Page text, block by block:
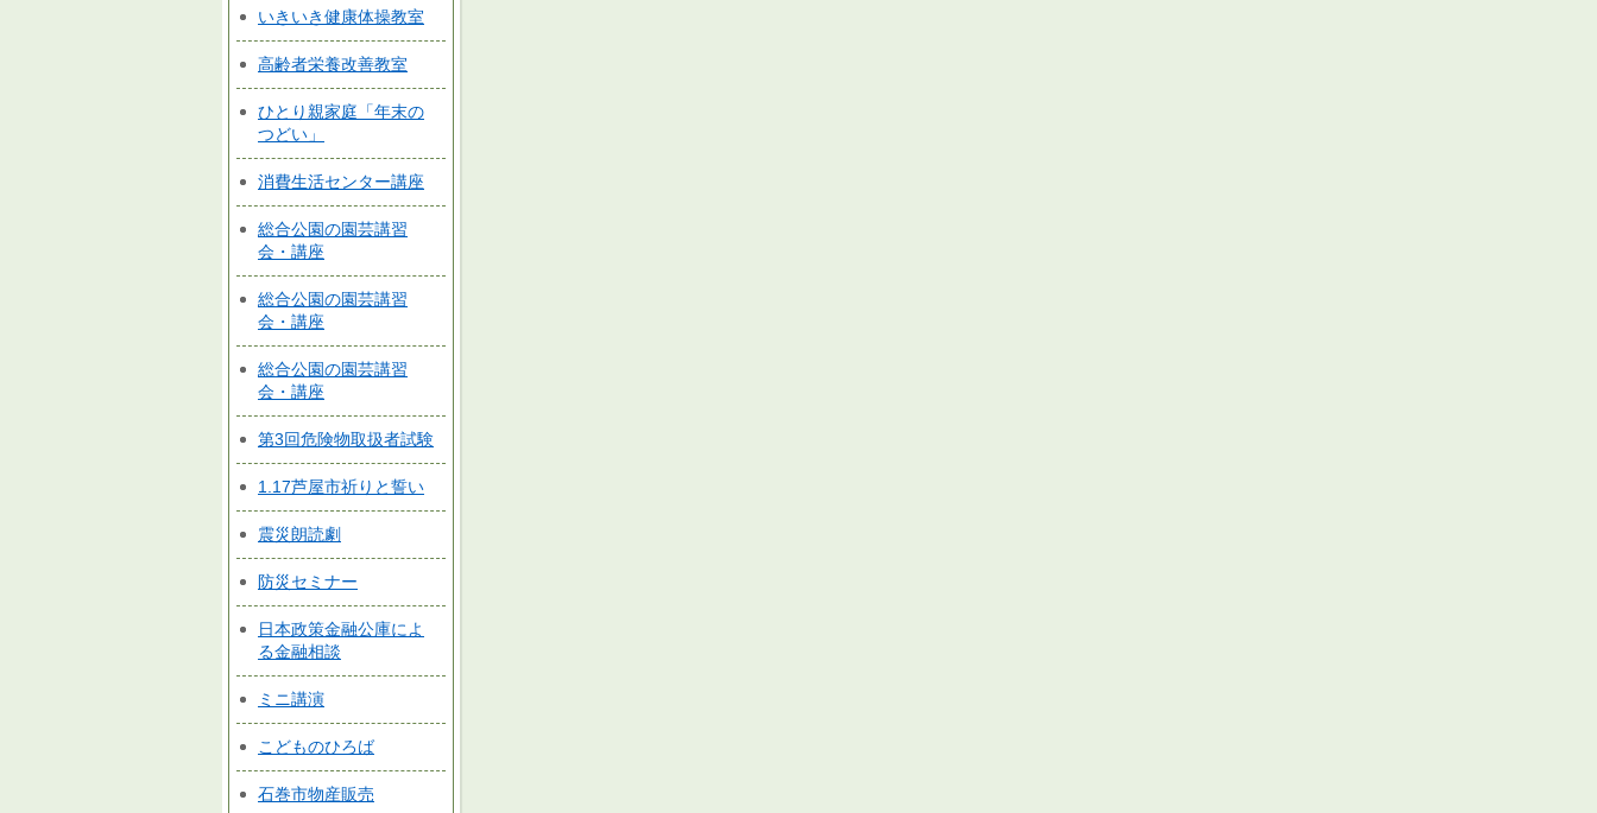
いきいき健康体操教室
高齢者栄養改善教室
ひとり親家庭「年末の
つどい」
消費生活センター講座
総合公園の園芸講習
会・講座
総合公園の園芸講習
会・講座
総合公園の園芸講習
会・講座
第3回危険物取扱者試験
1.17芦屋市祈りと誓い
震災朗読劇
防災セミナー
日本政策金融公庫によ
る金融相談
ミニ講演
こどものひろば
石巻市物産販売